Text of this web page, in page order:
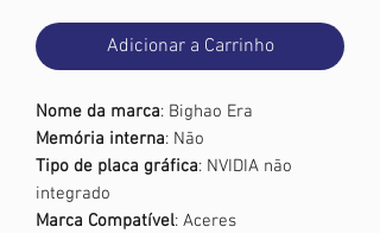
Adicionar a Carrinho
Nome da marca: Bighao Era
Memória interna: Não
Tipo de placa gráfica: NVIDIA não
integrado
Marca Compatível: Aceres